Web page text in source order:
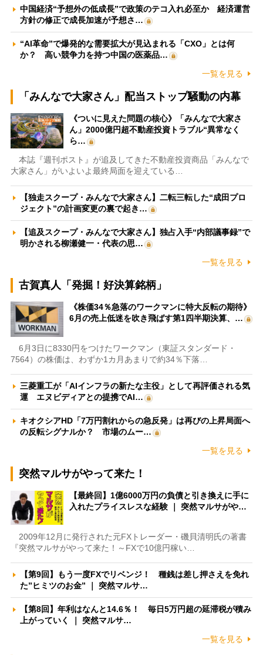
中国経済“予想外の低成長”で政策のテコ入れ必至か 経済運営
方針の修正で成長加速が予想さ…
“AI革命”で爆発的な需要拡大が見込まれる「CXO」とは何
か？ 高い競争力を持つ中国の医薬品…
一覧を見る
「みんなで大家さん」配当ストップ騒動の内幕
《ついに見えた問題の核心》「みんなで大家さ
ん」2000億円超不動産投資トラブル“異常なく
ら…
本誌『週刊ポスト』が追及してきた不動産投資商品「みんなで
大家さん」がいよいよ最終局面を迎えている…
【独走スクープ・みんなで大家さん】二転三転した“成田プロ
ジェクト”の計画変更の裏で起き…
【追及スクープ・みんなで大家さん】独占入手“内部議事録”で
明かされる柳瀬健一・代表の思…
一覧を見る
古賀真人「発掘！好決算銘柄」
《株価34％急落のワークマンに特大反転の期待》
6月の売上低迷を吹き飛ばす第1四半期決算、…
6月3日に8330円をつけたワークマン（東証スタンダード・
7564）の株価は、わずか1カ月あまりで約34％下落…
三菱重工が「AIインフラの新たな主役」として再評価される気
運 エヌビディアとの提携でAI…
キオクシアHD「7万円割れからの急反発」は再びの上昇局面へ
の反転シグナルか？ 市場のムー…
一覧を見る
突然マルサがやって来た！
【最終回】1億6000万円の負債と引き換えに手に
入れたプライスレスな経験 ｜ 突然マルサがや…
2009年12月に発行された元FXトレーダー・磯貝清明氏の著書
『突然マルサがやって来た！～FXで10億円稼い…
【第9回】もう一度FXでリベンジ！ 種銭は差し押さえを免れ
た”ヒミツのお金” ｜ 突然マルサ…
【第8回】年利はなんと14.6％！ 毎日5万円超の延滞税が積み
上がっていく ｜ 突然マルサ…
一覧を見る